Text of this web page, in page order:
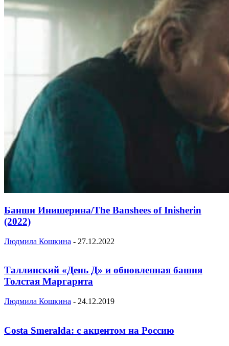
Банши Инишерина/The Banshees of Inisherin
(2022)
Людмила Кошкина - 27.12.2022
Таллинский «День Д» и обновленная башня
Толстая Маргарита
Людмила Кошкина - 24.12.2019
Costa Smeralda: с акцентом на Россию